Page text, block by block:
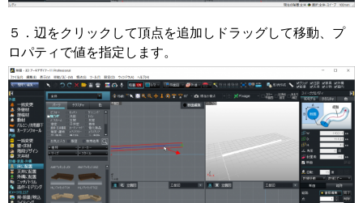
５．辺をクリックして頂点を追加しドラッグして移動、プ
ロパティで値を指定します。